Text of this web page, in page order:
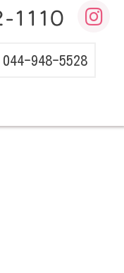
948-5528